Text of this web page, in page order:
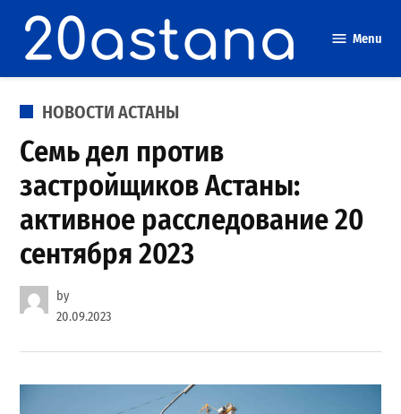
content
Menu
POSTED
НОВОСТИ АСТАНЫ
Семь дел против
застройщиков Астаны:
активное расследование 20
сентября 2023
by
20.09.2023